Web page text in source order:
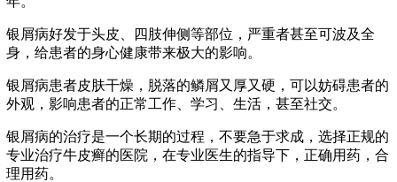
银屑病好发于头皮、四肢伸侧等部位，严重者甚至可波及全
身，给患者的身心健康带来极大的影响。
银屑病患者皮肤干燥，脱落的鳞屑又厚又硬，可以妨碍患者的
外观，影响患者的正常工作、学习、生活，甚至社交。
银屑病的治疗是一个长期的过程，不要急于求成，选择正规的
专业治疗牛皮癣的医院，在专业医生的指导下，正确用药，合
理用药。